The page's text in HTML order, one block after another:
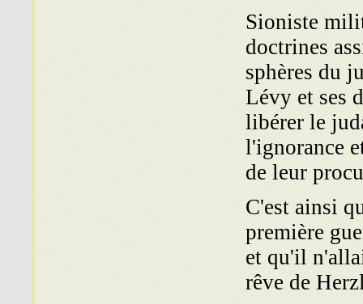
Sioniste
doctrines
sphères du
Lévy et ses
libérer le
l'ignorance
de leur
C'est ainsi
première
et qu'il
rêve de